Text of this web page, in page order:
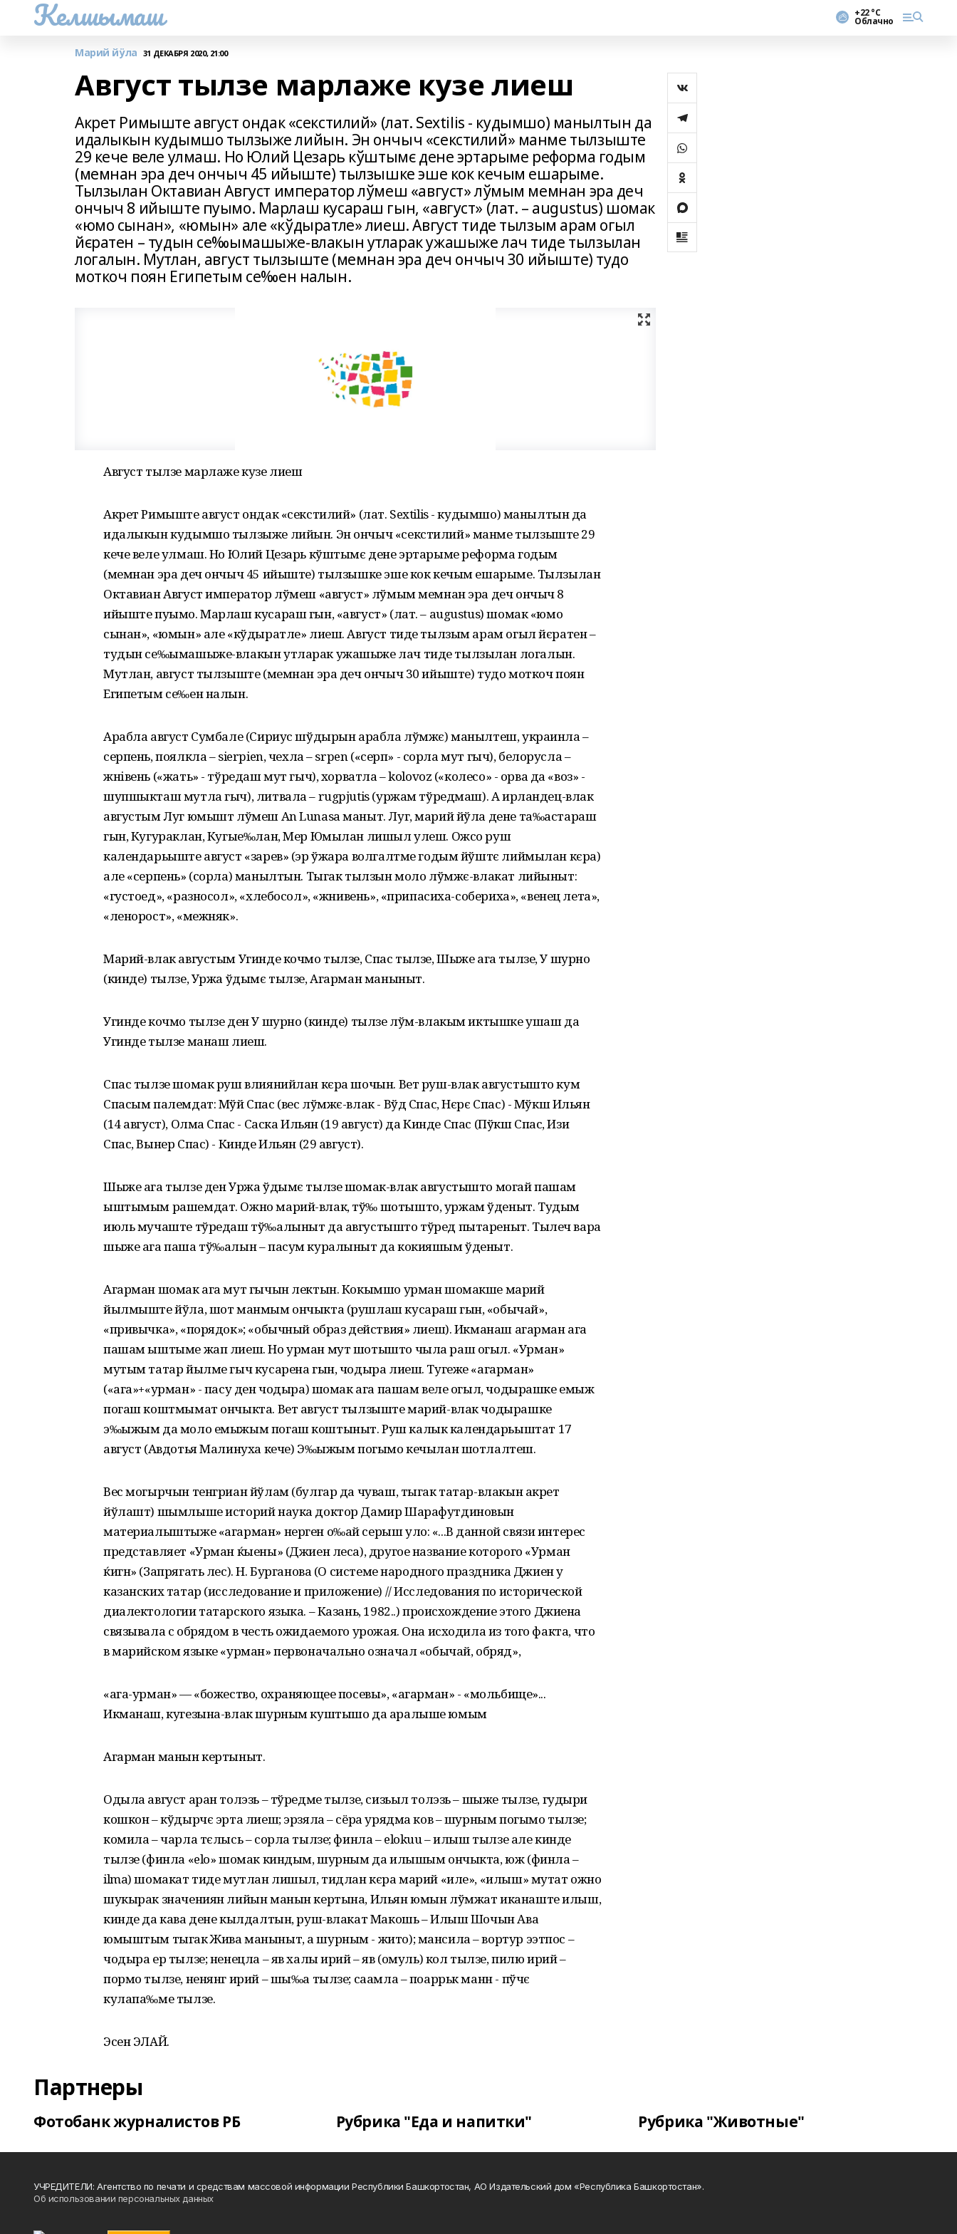
Келшымаш +22 °С
Облачно
Марий йӱла 31 ДЕКАБРЯ 2020, 21:00
Август тылзе марлаже кузе лиеш
Акрет Римыште август ондак «секстилий» (лат. Sextilis - кудымшо) манылтын да
идалыкын кудымшо тылзыже лийын. Эн ончыч «секстилий» манме тылзыште
29 кече веле улмаш. Но Юлий Цезарь кўштымє дене эртарыме реформа годым
(мемнан эра деч ончыч 45 ийыште) тылзышке эше кок кечым ешарыме.
Тылзылан Октавиан Август император лўмеш «август» лўмым мемнан эра деч
ончыч 8 ийыште пуымо. Марлаш кусараш гын, «август» (лат. – augustus) шомак
«юмо сынан», «юмын» але «кўдыратле» лиеш. Август тиде тылзым арам огыл
йєратен – тудын се‰ымашыже-влакын утларак ужашыже лач тиде тылзылан
логалын. Мутлан, август тылзыште (мемнан эра деч ончыч 30 ийыште) тудо
моткоч поян Египетым се‰ен налын.
Август тылзе марлаже кузе лиеш
Акрет Римыште август ондак «секстилий» (лат. Sextilis - кудымшо) манылтын да
идалыкын кудымшо тылзыже лийын. Эн ончыч «секстилий» манме тылзыште 29
кече веле улмаш. Но Юлий Цезарь кўштымє дене эртарыме реформа годым
(мемнан эра деч ончыч 45 ийыште) тылзышке эше кок кечым ешарыме. Тылзылан
Октавиан Август император лўмеш «август» лўмым мемнан эра деч ончыч 8
ийыште пуымо. Марлаш кусараш гын, «август» (лат. – augustus) шомак «юмо
сынан», «юмын» але «кўдыратле» лиеш. Август тиде тылзым арам огыл йєратен –
тудын се‰ымашыже-влакын утларак ужашыже лач тиде тылзылан логалын.
Мутлан, август тылзыште (мемнан эра деч ончыч 30 ийыште) тудо моткоч поян
Египетым се‰ен налын.
Арабла август Сумбале (Сириус шўдырын арабла лўмжє) манылтеш, украинла –
серпень, поялкла – sierpien, чехла – srpen («серп» - сорла мут гыч), белорусла –
жнівень («жать» - тўредаш мут гыч), хорватла – kolovoz («колесо» - орва да «воз» -
шупшыкташ мутла гыч), литвала – rugpjutis (уржам тўредмаш). А ирландец-влак
августым Луг юмышт лўмеш An Lunasa маныт. Луг, марий йўла дене та‰астараш
гын, Кугураклан, Кугые‰лан, Мер Юмылан лишыл улеш. Ожсо руш
календарьыште август «зарев» (эр ўжара волгалтме годым йўштє лиймылан кєра)
але «серпень» (сорла) манылтын. Тыгак тылзын моло лўмжє-влакат лийыныт:
«густоед», «разносол», «хлебосол», «жнивень», «припасиха-собериха», «венец лета»,
«ленорост», «межняк».
Марий-влак августым Угинде кочмо тылзе, Спас тылзе, Шыже ага тылзе, У шурно
(кинде) тылзе, Уржа ўдымє тылзе, Агарман маныныт.
Угинде кочмо тылзе ден У шурно (кинде) тылзе лўм-влакым иктышке ушаш да
Угинде тылзе манаш лиеш.
Спас тылзе шомак руш влиянийлан кєра шочын. Вет руш-влак августышто кум
Спасым палемдат: Мўй Спас (вес лўмжє-влак - Вўд Спас, Нєрє Спас) - Мўкш Ильян
(14 август), Олма Спас - Саска Ильян (19 август) да Кинде Спас (Пўкш Спас, Изи
Спас, Вынер Спас) - Кинде Ильян (29 август).
Шыже ага тылзе ден Уржа ўдымє тылзе шомак-влак августышто могай пашам
ыштымым рашемдат. Ожно марий-влак, тў‰ шотышто, уржам ўденыт. Тудым
июль мучаште тўредаш тў‰алыныт да августышто тўред пытареныт. Тылеч вара
шыже ага паша тў‰алын – пасум куралыныт да кокияшым ўденыт.
Агарман шомак ага мут гычын лектын. Кокымшо урман шомакше марий
йылмыште йўла, шот манмым ончыкта (рушлаш кусараш гын, «обычай»,
«привычка», «порядок»; «обычный образ действия» лиеш). Икманаш агарман ага
пашам ыштыме жап лиеш. Но урман мут шотышто чыла раш огыл. «Урман»
мутым татар йылме гыч кусарена гын, чодыра лиеш. Тугеже «агарман»
(«ага»+«урман» - пасу ден чодыра) шомак ага пашам веле огыл, чодырашке емыж
погаш коштмымат ончыкта. Вет август тылзыште марий-влак чодырашке
э‰ыжым да моло емыжым погаш коштыныт. Руш калык календарьыштат 17
август (Авдотья Малинуха кече) Э‰ыжым погымо кечылан шотлалтеш.
Вес могырчын тенгриан йўлам (булгар да чуваш, тыгак татар-влакын акрет
йўлашт) шымлыше историй наука доктор Дамир Шарафутдиновын
материалыштыже «агарман» нерген о‰ай серыш уло: «...В данной связи интерес
представляет «Урман ќыены» (Джиен леса), другое название которого «Урман
ќигн» (Запрягать лес). Н. Бурганова (О системе народного праздника Джиен у
казанских татар (исследование и приложение) // Исследования по исторической
диалектологии татарского языка. – Казань, 1982..) происхождение этого Джиена
связывала с обрядом в честь ожидаемого урожая. Она исходила из того факта, что
в марийском языке «урман» первоначально означал «обычай, обряд»,
«ага-урман» — «божество, охраняющее посевы», «агарман» - «мольбище»...
Икманаш, кугезына-влак шурным куштышо да аралыше юмым
Агарман манын кертыныт.
Одыла август аран толэзь – тўредме тылзе, сизьыл толэзь – шыже тылзе, гудыри
кошкон – кўдырчє эрта лиеш; эрзяла – сёра урядма ков – шурным погымо тылзе;
комила – чарла тєлысь – сорла тылзе; финла – elokuu – илыш тылзе але кинде
тылзе (финла «elo» шомак киндым, шурным да илышым ончыкта, юж (финла –
ilma) шомакат тиде мутлан лишыл, тидлан кєра марий «иле», «илыш» мутат ожно
шукырак значениян лийын манын кертына, Ильян юмын лўмжат иканаште илыш,
кинде да кава дене кылдалтын, руш-влакат Макошь – Илыш Шочын Ава
юмыштым тыгак Жива маныныт, а шурным - жито); мансила – вортур ээтпос –
чодыра ер тылзе; ненецла – яв халы ирий – яв (омуль) кол тылзе, пилю ирий –
пормо тылзе, ненянг ирий – шы‰а тылзе; саамла – поаррьк манн - пўчє
кулапа‰ме тылзе.
Эсен ЭЛАЙ.
Партнеры
Фотобанк журналистов РБ Рубрика "Еда и напитки" Рубрика "Животные"
УЧРЕДИТЕЛИ: Агентство по печати и средствам массовой информации Республики Башкортостан, АО Издательский дом «Республика Башкортостан».
Об использовании персональных данных